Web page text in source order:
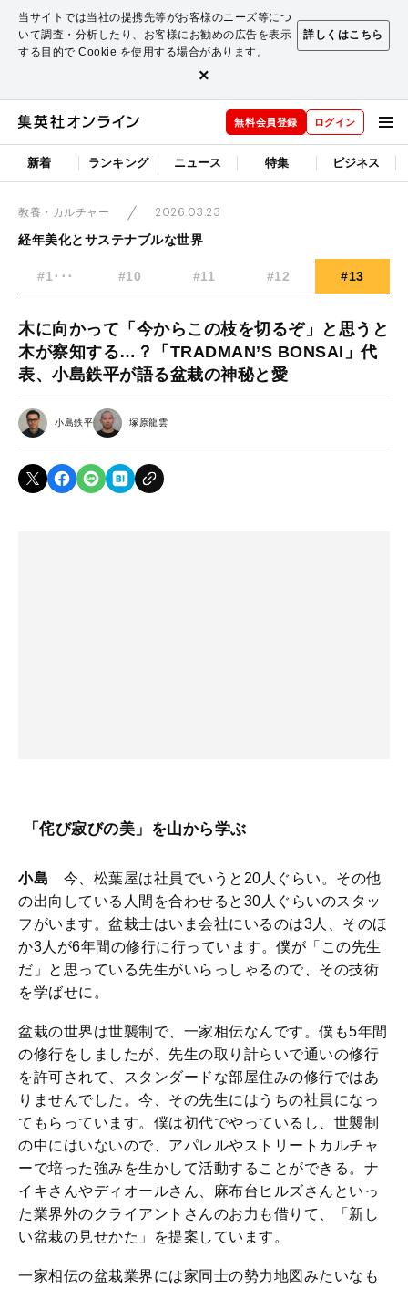
当サイトでは当社の提携先等がお客様のニーズ等につ
いて調査・分析したり、お客様にお勧めの広告を表示
する目的で Cookie を使用する場合があります。
詳しくはこちら
×
無料会員登録 ログイン
新着 ランキング ニュース 特集 ビジネス
教養・カルチャー
2026.03.23
経年美化とサステナブルな世界
#1･･･ #10 #11 #12 #13
木に向かって「今からこの枝を切るぞ」と思うと
木が察知する…？「TRADMAN’S BONSAI」代
表、小島鉄平が語る盆栽の神秘と愛
小島鉄平 塚原龍雲
「侘び寂びの美」を山から学ぶ
小島 今、松葉屋は社員でいうと20人ぐらい。その他
の出向している人間を合わせると30人ぐらいのスタッ
フがいます。盆栽士はいま会社にいるのは3人、そのほ
か3人が6年間の修行に行っています。僕が「この先生
だ」と思っている先生がいらっしゃるので、その技術
を学ばせに。
盆栽の世界は世襲制で、一家相伝なんです。僕も5年間
の修行をしましたが、先生の取り計らいで通いの修行
を許可されて、スタンダードな部屋住みの修行ではあ
りませんでした。今、その先生にはうちの社員になっ
てもらっています。僕は初代でやっているし、世襲制
の中にはいないので、アパレルやストリートカルチャ
ーで培った強みを生かして活動することができる。ナ
イキさんやディオールさん、麻布台ヒルズさんといっ
た業界外のクライアントさんのお力も借りて、「新し
い盆栽の見せかた」を提案しています。
一家相伝の盆栽業界には家同士の勢力地図みたいなも